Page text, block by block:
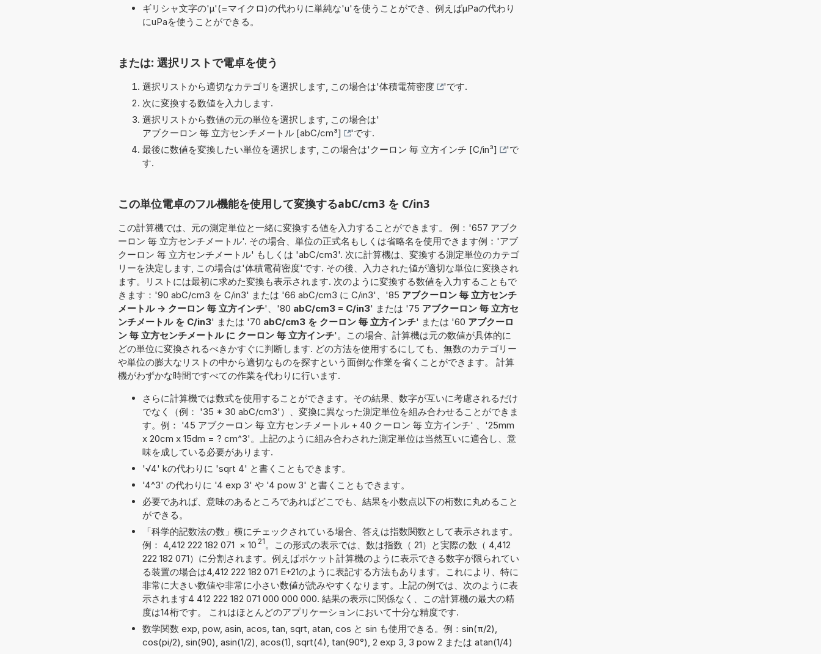
ギリシャ文字の'μ'(=マイクロ)の代わりに単純な'u'を使うことができ、例えばµPaの代わり
にuPaを使うことができる。
または: 選択リストで電卓を使う
選択リストから適切なカテゴリを選択します, この場合は'体積電荷密度
'です.
次に変換する数値を入力します.
選択リストから数値の元の単位を選択します, この場合は'
アブクーロン 毎 立方センチメートル [abC/cm³]
'です.
最後に数値を変換したい単位を選択します, この場合は' クーロン 毎 立方インチ [C/in³]
'で
す.
この単位電卓のフル機能を使用して変換するabC/cm3 を C/in3
この計算機では、元の測定単位と一緒に変換する値を入力することができます。 例：'657 アブク
ーロン 毎 立方センチメートル'. その場合、単位の正式名もしくは省略名を使用できます例：'アブ
クーロン 毎 立方センチメートル' もしくは 'abC/cm3'. 次に計算機は、変換する測定単位のカテゴ
リーを決定します, この場合は'体積電荷密度'です. その後、入力された値が適切な単位に変換され
ます。リストには最初に求めた変換も表示されます. 次のように変換する数値を入力することもで
きます：'90 abC/cm3 を C/in3' または '66 abC/cm3 に C/in3'、'85 アブクーロン 毎 立方センチ
メートル -> クーロン 毎 立方インチ'、'80 abC/cm3 = C/in3' または '75 アブクーロン 毎 立方セ
ンチメートル を C/in3' または '70 abC/cm3 を クーロン 毎 立方インチ' または '60 アブクーロ
ン 毎 立方センチメートル に クーロン 毎 立方インチ'。この場合、計算機は元の数値が具体的に
どの単位に変換されるべきかすぐに判断します. どの方法を使用するにしても、無数のカテゴリー
や単位の膨大なリストの中から適切なものを探すという面倒な作業を省くことができます。 計算
機がわずかな時間ですべての作業を代わりに行います.
さらに計算機では数式を使用することができます。その結果、数字が互いに考慮されるだけ
でなく（例： '35 * 30 abC/cm3'）、変換に異なった測定単位を組み合わせることができま
す。例： '45 アブクーロン 毎 立方センチメートル + 40 クーロン 毎 立方インチ' 、'25mm
x 20cm x 15dm = ? cm^3'。上記のように組み合わされた測定単位は当然互いに適合し、意
味を成している必要があります.
'√4' kの代わりに 'sqrt 4' と書くこともできます。
'4^3' の代わりに '4 exp 3' や '4 pow 3' と書くこともできます。
必要であれば、意味のあるところであればどこでも、結果を小数点以下の桁数に丸めること
ができる。
「科学的記数法の数」横にチェックされている場合、答えは指数関数として表示されます。
例： 4,412 222 182 071 × 10 21 。この形式の表示では、数は指数（ 21）と実際の数（ 4,412
222 182 071）に分割されます。例えばポケット計算機のように表示できる数字が限られてい
る装置の場合は4,412 222 182 071 E+21のように表記する方法もあります。これにより、特に
非常に大きい数値や非常に小さい数値が読みやすくなります。上記の例では、次のように表
示されます4 412 222 182 071 000 000 000. 結果の表示に関係なく、この計算機の最大の精
度は14桁です。 これはほとんどのアプリケーションにおいて十分な精度です.
数学関数 exp, pow, asin, acos, tan, sqrt, atan, cos と sin も使用できる。例：sin(π/2),
cos(pi/2), sin(90), asin(1/2), acos(1), sqrt(4), tan(90°), 2 exp 3, 3 pow 2 または atan(1/4)